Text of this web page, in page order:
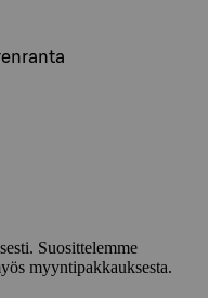
Suosittelemme
myyntipakkauksesta.